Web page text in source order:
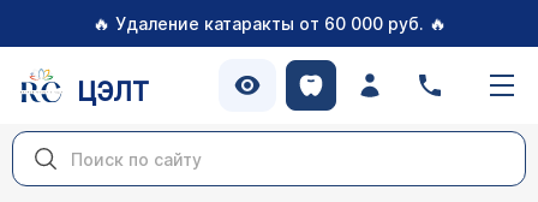
🔥 Удаление катаракты от 60 000 руб. 🔥
ЦЭЛТ